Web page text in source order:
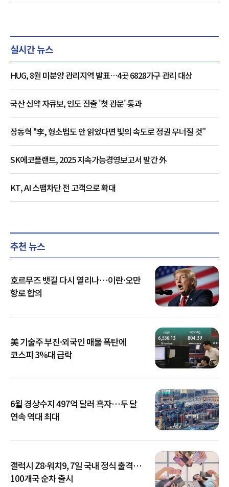
실시간 뉴스
HUG, 8월 미분양 관리지역 발표…4곳 6828가구 관리 대상
국산 신약 자큐보, 인도 진출 '첫 관문' 통과
장동혁 "李, 형소법도 안 읽었다면 빛의 속도로 정권 무너질 것"
SK에코플랜트, 2025 지속가능경영보고서 발간 外
KT, AI 스팸차단 전 고객으로 확대
추천 뉴스
호르무즈 뱃길 다시 열리나…이란·오만
항로 합의
美 기술주 부진·외국인 매물 폭탄에
코스피 3%대 급락
6월 경상수지 497억 달러 흑자…두 달
연속 역대 최대
갤럭시 Z8·워치9, 7일 국내 정식 출격…
100개국 순차 출시